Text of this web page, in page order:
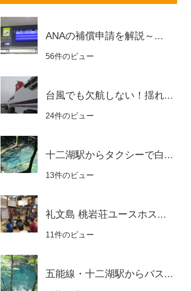
ANAの補償申請を解説～...
56件のビュー
台風でも欠航しない！揺れ...
24件のビュー
十二湖駅からタクシーで白...
13件のビュー
礼文島 桃岩荘ユースホス...
11件のビュー
五能線・十二湖駅からバス...